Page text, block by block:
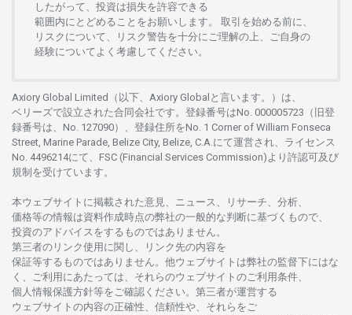
したがって、 投資は損失を許容できる
範囲内にとどめることをお願いします。 取引を始める前に、
リスクについて、
リスク警告を十分にご理解の上、 ご自身の
経験についてよく 考慮してください。
Axiory Global Limited（以下、Axiory Globalと言います。）は、
ベリーズで設立さ れた合同会社です。 登録番号はNo. 000005723（旧登
録番号は、No. 127090）、 登録住所をNo. 1 Corner of William Fonseca
Street, Marine Parade, Belize City, Belize, C.A.にて運営さ れ、 ライセンス
No. 4496214にて、FSC (Financial Services Commission)より 許認可及び
規制を受けています。
本ウェブサイトに掲載さ れた意見、ニュース、リサーチ、分析、
価格等の情報は資料作成時点の弊社の一般的な判断に基づくもので、
投資のアドバイスをするものではありません。
第三者の リンク使用に関し、 リンク先の内容を
保証等するものではありません。 他ウェブサイトは弊社の監督下にはな
く、 ご利用にあたっては、 それらのウェブサイトのご利用条件、
個人情報保護方針等をご確認ください。 第三者が運営する
ウェブサイトの内容の正確性、信頼性や、それらをご